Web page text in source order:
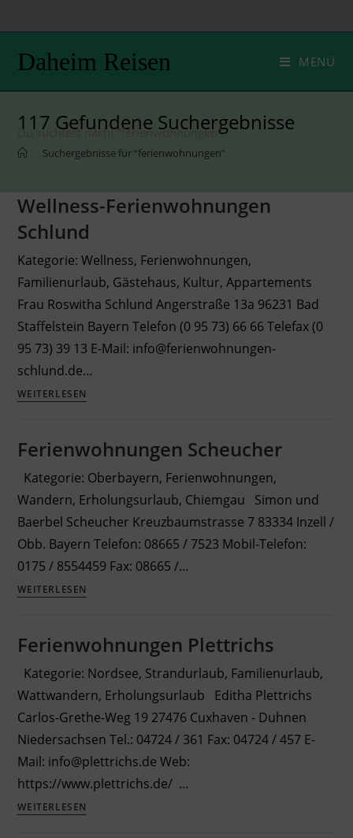
Inhalt
Daheim Reisen MENÜ
117 Gefundene Suchergebnisse
Du suchtest nach: "ferienwohnungen"
Suchergebnisse für“ferienwohnungen”
Wellness-Ferienwohnungen
Schlund
Kategorie: Wellness, Ferienwohnungen,
Familienurlaub, Gästehaus, Kultur, Appartements
Frau Roswitha Schlund Angerstraße 13a 96231 Bad
Staffelstein Bayern Telefon (0 95 73) 66 66 Telefax (0
95 73) 39 13 E-Mail: info@ferienwohnungen-
schlund.de…
WEITERLESEN
Ferienwohnungen Scheucher
Kategorie: Oberbayern, Ferienwohnungen,
Wandern, Erholungsurlaub, Chiemgau Simon und
Baerbel Scheucher Kreuzbaumstrasse 7 83334 Inzell /
Obb. Bayern Telefon: 08665 / 7523 Mobil-Telefon:
0175 / 8554459 Fax: 08665 /…
WEITERLESEN
Ferienwohnungen Plettrichs
Kategorie: Nordsee, Strandurlaub, Familienurlaub,
Wattwandern, Erholungsurlaub Editha Plettrichs
Carlos-Grethe-Weg 19 27476 Cuxhaven - Duhnen
Niedersachsen Tel.: 04724 / 361 Fax: 04724 / 457 E-
Mail: info@plettrichs.de Web:
https://www.plettrichs.de/ …
WEITERLESEN